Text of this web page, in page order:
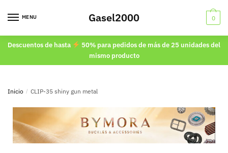
MENU Gasel2000 0
Descuentos de hasta
50% para pedidos de más de 25 unidades del
mismo producto
Inicio / CLIP-35 shiny gun metal